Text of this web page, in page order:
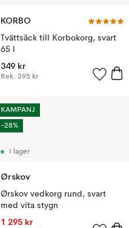
KORBO
Tvättsäck till Korbokorg, svart
65 l
349 kr
Rek. 395 kr
I lager
Ørskov
Ørskov vedkorg rund, svart
med vita stygn
1 295 kr
KAMPANJ
-28%